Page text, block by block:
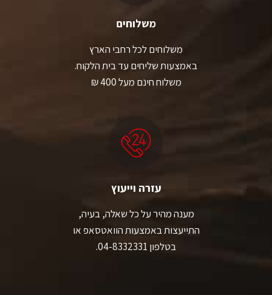
משלוחים
משלוחים לכל רחבי הארץ
באמצעות שליחים עד בית הלקוח.
משלוח חינם מעל 400 ₪
עזרה וייעוץ
מענה מהיר על כל שאלה, בעיה,
התייעצות באמצעות הוואטסאפ או
בטלפון 04-8332331.